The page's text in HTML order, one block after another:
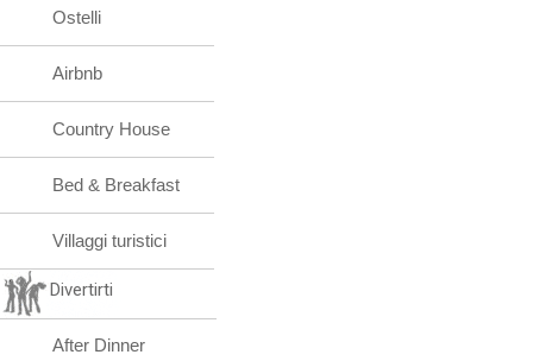
Ostelli
Airbnb
Country House
Bed & Breakfast
Villaggi turistici
Divertirti
After Dinner